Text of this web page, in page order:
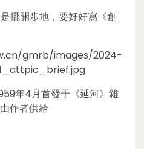
擺開步地，要好好寫《創
年4月首發于《延河》雜
作者供給